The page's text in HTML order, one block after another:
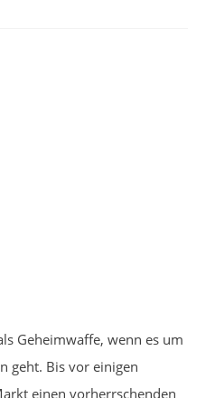
Geheimwaffe, wenn es um
geht. Bis vor einigen
einen vorherrschenden